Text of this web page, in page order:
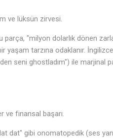
ve lüksün zirvesi.
"milyon dolarlık dönen
yaşam tarzına odaklanır.
seni ghostladım") ile marjinal
ve finansal başarı.
gibi onomatopedik (ses